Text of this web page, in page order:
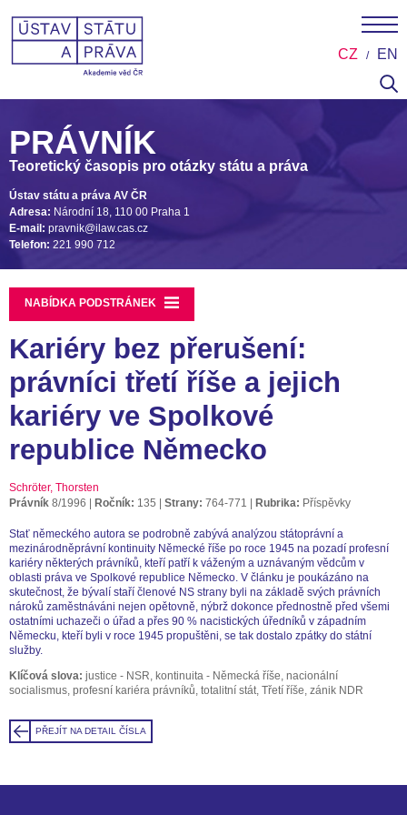
CZ EN
PRÁVNÍK
Teoretický časopis pro otázky státu a práva
Ústav státu a práva AV ČR
Adresa: Národní 18, 110 00 Praha 1
E-mail: pravnik@ilaw.cas.cz
Telefon: 221 990 712
NABÍDKA PODSTRÁNEK
Kariéry bez přerušení:
právníci třetí říše a jejich
kariéry ve Spolkové
republice Německo
Schröter, Thorsten
Právník 8/1996 Ročník: 135 Strany: 764-771 Rubrika: Příspěvky
Stať německého autora se podrobně zabývá analýzou státoprávní a
mezinárodněprávní kontinuity Německé říše po roce 1945 na pozadí profesní
kariéry některých právníků, kteří patří k váženým a uznávaným vědcům v
oblasti práva ve Spolkové republice Německo. V článku je poukázáno na
skutečnost, že bývalí staří členové NS strany byli na základě svých právních
nároků zaměstnáváni nejen opětovně, nýbrž dokonce přednostně před všemi
ostatními uchazeči o úřad a přes 90 % nacistických úředníků v západním
Německu, kteří byli v roce 1945 propuštěni, se tak dostalo zpátky do státní
služby.
Klíčová slova: justice - NSR, kontinuita - Německá říše, nacionální
socialismus, profesní kariéra právníků, totalitní stát, Třetí říše, zánik NDR
PŘEJÍT NA DETAIL ČÍSLA